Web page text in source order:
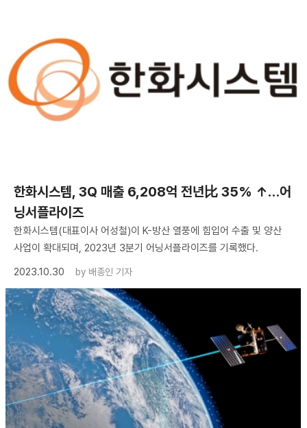
한화시스템, 3Q 매출 6,208억 전년比 35% ↑…어
닝서플라이즈
한화시스템(대표이사 어성철)이 K-방산 열풍에 힘입어 수출 및 양산
사업이 확대되며, 2023년 3분기 어닝서플라이즈를 기록했다.
2023.10.30
by 배종인 기자